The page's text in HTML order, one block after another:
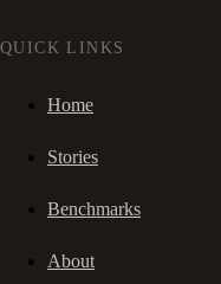
QUICK LINKS
Home
Stories
Benchmarks
About